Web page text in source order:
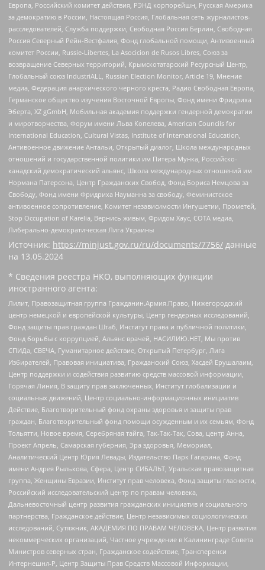
Европа, Российский комитет действия, РЭНД корпорейшн, Русская Америка
за демократию в России, Настоящая Россия, Глобальная сеть журналистов-
расследователей, Служба поддержки, Свободная Россия Берлин, Свободная
Россия Северный Рейн-Вестфалия, Фонд глобальной помощи, Антивоенный
комитет России, Russie-Libertes, La Asocicion de Rusos Libres, Союз за
возвращение Северных территорий, Крымскотатарский Ресурсный Центр,
Глобальный союз IndustriALL, Russian Election Monitor, Article 19, Мнение
медиа, Федерация анархического черного креста, Радио Свободная Европа,
Германское общество изучения Восточной Европы, Фонд имени Фридриха
Эберта, XZ gGmbH, Мобильная академия поддержки гендерной демократии
и миротворчества, Форум имени Льва Копелева, American Councils for
International Education, Cultural Vistas, Institute of International Education,
Антивоенное движение Антальи, Открытый диалог, Школа международных
отношений и государственной политики им Питера Мунка, Российско-
канадский демократический альянс, Школа международных отношений им
Нормана Патерсона, Центр Гражданских Свобод, Фонд Бориса Немцова за
Свободу, Фонд имени Фридриха Науманна за свободу, Феминистское
антивоенное сопротивление, Комитет независимости Ингушетии, Прометей,
Stop Occupation of Karelia, Вернись живым, Фридом Хаус, СОТА медиа,
Либерально-демократическая Лига Украины
Источник: https://minjust.gov.ru/ru/documents/7756/ данные
на 13.05.2024
* Сведения реестра НКО, выполняющих функции
иностранного агента:
Лилит, Правозащитная группа Гражданин.Армия.Право, Нижегородский
центр немецкой и европейской культуры, Центр гендерных исследований,
Фонд защиты прав граждан Штаб, Институт права и публичной политики,
Фонд борьбы с коррупцией, Альянс врачей, НАСИЛИЮ.НЕТ, Мы против
СПИДа, СВЕЧА, Гуманитарное действие, Открытый Петербург, Лига
Избирателей, Правовая инициатива, Гражданский Союз, Хасдей Ерушалаим,
Центр поддержки и содействия развитию средств массовой информации,
Горячая Линия, В защиту прав заключенных, Институт глобализации и
социальных движений, Центр социально-информационных инициатив
Действие, Благотворительный фонд охраны здоровья и защиты прав
граждан, Благотворительный фонд помощи осужденным и их семьям, Фонд
Тольятти, Новое время, Серебряная тайга, Так-Так-Так, Сова, центр Анна,
Проект Апрель, Самарская губерния, Эра здоровья, Мемориал,
Аналитический Центр Юрия Левады, Издательство Парк Гагарина, Фонд
имени Андрея Рылькова, Сфера, Центр СИБАЛЬТ, Уральская правозащитная
группа, Женщины Евразии, Институт прав человека, Фонд защиты гласности,
Российский исследовательский центр по правам человека,
Дальневосточный центр развития гражданских инициатив и социального
партнерства, Гражданское действие, Центр независимых социологических
исследований, Сутяжник, АКАДЕМИЯ ПО ПРАВАМ ЧЕЛОВЕКА, Центр развития
некоммерческих организаций, Частное учреждение в Калининграде Совета
Министров северных стран, Гражданское содействие, Трансперенси
Интернешнл-Р, Центр Защиты Прав Средств Массовой Информации,